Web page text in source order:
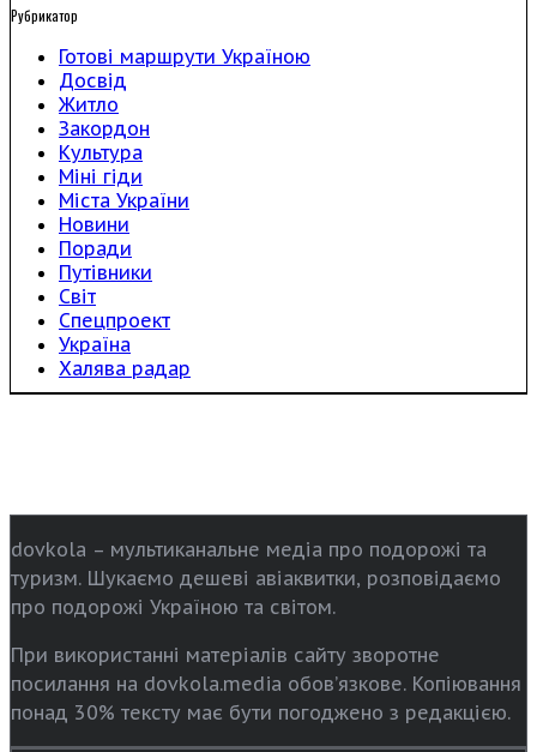
Рубрикатор
Готові маршрути Україною
Досвід
Житло
Закордон
Культура
Міні гіди
Міста України
Новини
Поради
Путівники
Світ
Спецпроект
Україна
Халява радар
dovkola – мультиканальне медіа про подорожі та
туризм. Шукаємо дешеві авіаквитки, розповідаємо
про подорожі Україною та світом.
При використанні матеріалів сайту зворотне
посилання на dovkola.media обов’язкове. Копіювання
понад 30% тексту має бути погоджено з редакцією.